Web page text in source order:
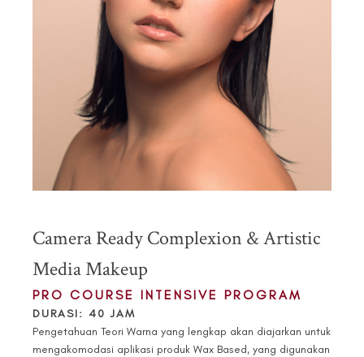
Camera Ready Complexion & Artistic
Media Makeup
PRO COURSE INTENSIVE PROGRAM
DURASI: 40 JAM
Pengetahuan Teori Warna yang lengkap akan diajarkan untuk
mengakomodasi aplikasi produk Wax Based, yang digunakan